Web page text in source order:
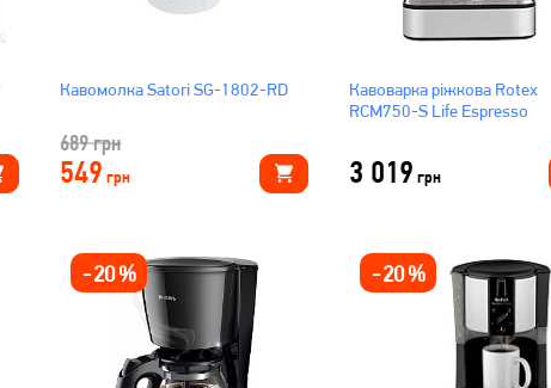
Кавомолка Satori SG-1802-RD
689грн
549 грн
Кавоварка ріжкова Rotex
RCM750-S Life Espresso
3 019 грн
-20% -20%